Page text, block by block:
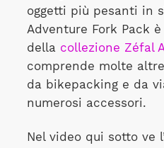
oggetti più pesanti in
Adventure Fork Pack
della collezione Zéfal
comprende molte
da bikepacking e da
numerosi accessori.
Nel video qui sotto ve